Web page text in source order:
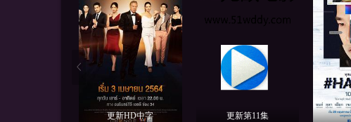
更新HD中字 更新第11集